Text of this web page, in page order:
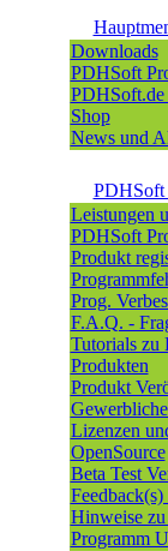
Downloads
PDHSoft
Shop
News und
PDHSoft
Leistungen
PDHSoft
Produkt
Prog.
F.A.Q. -
Tutorials zu
Produkten
Produkt
Lizenzen
OpenSource
Beta Test
Feedback(s)
Hinweise
Programm